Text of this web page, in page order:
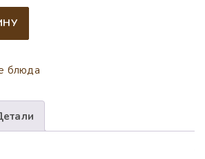
Бесбармак (без мяса) 10 человек,
блюда